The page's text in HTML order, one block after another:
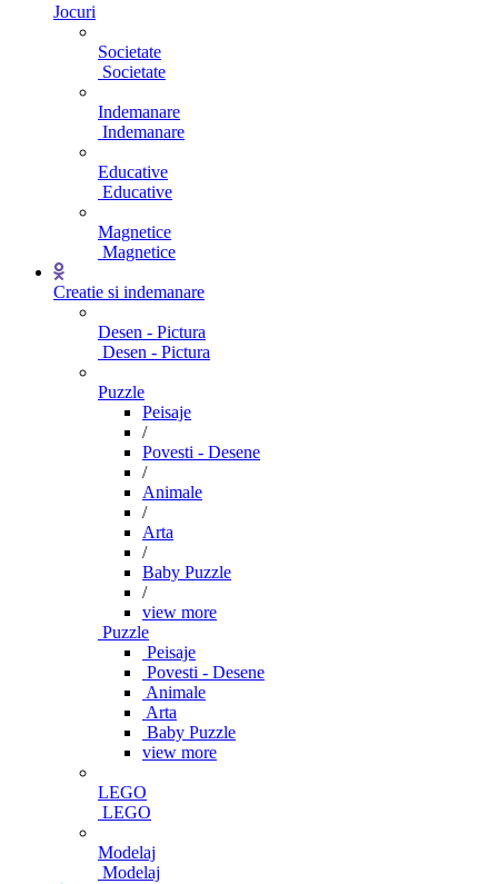
Jocuri
Societate
Societate
Indemanare
Indemanare
Educative
Educative
Magnetice
Magnetice
Creatie si indemanare
Desen - Pictura
Desen - Pictura
Puzzle
Peisaje
/
Povesti - Desene
/
Animale
/
Arta
/
Baby Puzzle
/
view more
Puzzle
Peisaje
Povesti - Desene
Animale
Arta
Baby Puzzle
view more
LEGO
LEGO
Modelaj
Modelaj